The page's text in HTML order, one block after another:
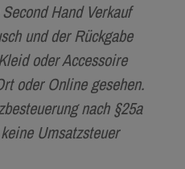
Hand Verkauf
und der Rückgabe
oder Accessoire
oder Online gesehen.
nach §25a
Umsatzsteuer